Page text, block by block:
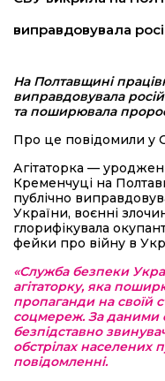
виправдовувала
На Полтавщині
виправдовувала
та поширювала
Про це повідомили у
Агітаторка —
Кременчуці на
публічно
України, воєнні
глорифікувала
фейки про війну в
«Служба безпеки
агітаторку, яка
пропаганди на своїй
соцмереж. За даними
безпідставно
обстрілах населених
повідомленні.